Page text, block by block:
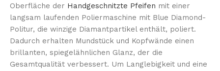
Oberfläche der Handgeschnitzte Pfeifen mit einer
langsam laufenden Poliermaschine mit Blue Diamond-
Politur, die winzige Diamantpartikel enthält, poliert.
Dadurch erhalten Mundstück und Kopfwände einen
brillanten, spiegelähnlichen Glanz, der die
Gesamtqualität verbessert. Um Langlebigkeit und eine